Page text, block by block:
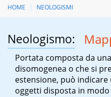
HOME NEOLOGISMI
Neologismo:
Portata composta da
disomogenea o che si
estensione, può
oggetti disposta in